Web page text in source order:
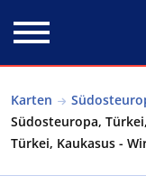
Karten
Südosteuropa,
Türkei, Kaukasus -